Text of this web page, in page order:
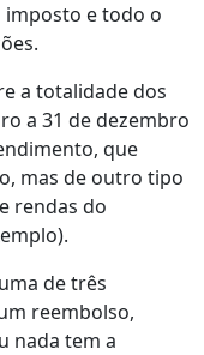
e todo o
a totalidade dos
a 31 de dezembro
que
mas de outro tipo
rendas do
de três
reembolso,
nada tem a